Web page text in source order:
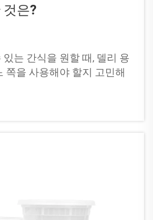
것은?
는 간식을 원할 때, 델리 용
쪽을 사용해야 할지 고민해
각의 장점이 있으며, 특정
보다 더 잘 맞습니다. 예를
으로 투명한...